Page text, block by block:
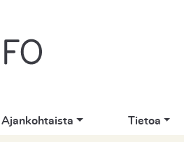
Ajankohtaista Tietoa